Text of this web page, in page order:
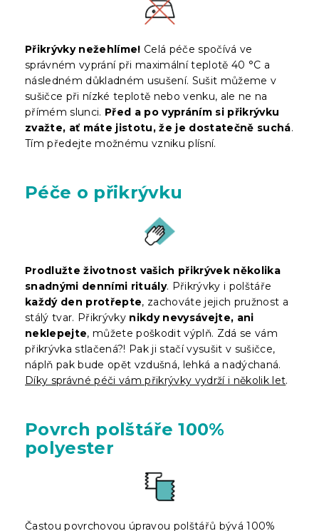
Přikrývky nežehlíme! Celá péče spočívá ve
správném vyprání při maximální teplotě 40 °C a
následném důkladném usušení. Sušit můžeme v
sušičce při nízké teplotě nebo venku, ale ne na
přímém slunci. Před a po vypráním si přikrývku
zvažte, ať máte jistotu, že je dostatečně suchá.
Tím předejte možnému vzniku plísní.
Péče o přikrývku
Prodlužte životnost vašich přikrývek několika
snadnými denními rituály. Přikrývky i polštáře
každý den protřepte, zachováte jejich pružnost a
stálý tvar. Přikrývky nikdy nevysávejte, ani
neklepejte, můžete poškodit výplň. Zdá se vám
přikrývka stlačená?! Pak ji stačí vysušit v sušičce,
náplň pak bude opět vzdušná, lehká a nadýchaná.
Díky správné péči vám přikrývky vydrží i několik let.
Povrch polštáře 100%
polyester
Častou povrchovou úpravou polštářů bývá 100%